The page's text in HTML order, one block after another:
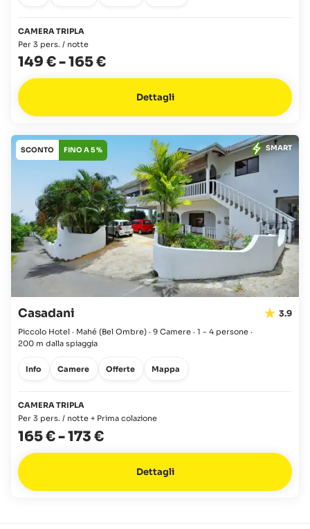
CAMERA TRIPLA
Per 3 pers. / notte
149 €-165 €
Dettagli
SCONTO FINO A 5 % SMART
Casadani 3.9
Piccolo Hotel · Mahé (Bel Ombre) · 9 Camere · 1 - 4 persone ·
200 m dalla spiaggia
Info Camere Offerte Mappa
CAMERA TRIPLA
Per 3 pers. / notte + Prima colazione
165 €-173 €
Dettagli